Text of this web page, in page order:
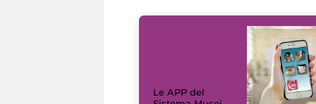
Le APP del